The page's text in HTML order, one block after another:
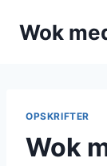
Wok
OPSKRIFTER
Wok